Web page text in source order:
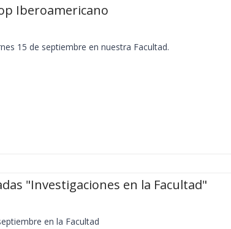
Iberoamericano
15 de septiembre en nuestra Facultad.
"Investigaciones en la Facultad"
en la Facultad